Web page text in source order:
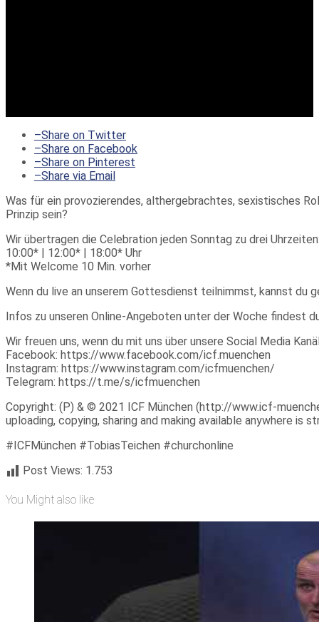
–Share on Twitter
–Share on Facebook
–Share on Pinterest
–Share via Email
Was für ein provozierendes, althergebrachtes, sexistisches
Prinzip sein?
Wir übertragen die Celebration jeden Sonntag zu drei
10:00* | 12:00* | 18:00* Uhr
*Mit Welcome 10 Min. vorher
Wenn du live an unserem Gottesdienst teilnimmst, kannst du
Infos zu unseren Online-Angeboten unter der Woche findest
Wir freuen uns, wenn du mit uns über unsere Social Media
Facebook: https://www.facebook.com/icf.muenchen
Instagram: https://www.instagram.com/icfmuenchen/
Telegram: https://t.me/s/icfmuenchen
Copyright: (P) & © 2021 ICF München (http://www.icf-
uploading, copying, sharing and making available anywhere is
#ICFMünchen #TobiasTeichen #churchonline
Post Views: 1.753
You Might also like